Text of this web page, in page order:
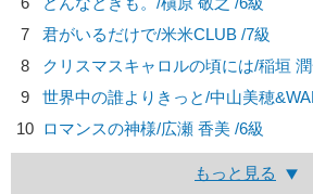
7
君がいるだけで/米米CLUB /7級
8
クリスマスキャロルの頃には/稲垣
9
世界中の誰よりきっと/中山美穂
10 ロマンスの神様/広瀬 香美 /6級
もっと見る